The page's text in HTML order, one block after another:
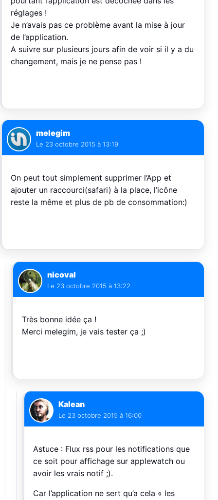
réglages !
Je n’avais pas ce problème avant la mise à jour
de l’application.
A suivre sur plusieurs jours afin de voir si il y a du
changement, mais je ne pense pas !
melegim
Le 23 octobre 2015 à 13:19
On peut tout simplement supprimer l’App et
ajouter un raccourci(safari) à la place, l’icône
reste la même et plus de pb de consommation:)
nicoval
Le 23 octobre 2015 à 13:22
Très bonne idée ça !
Merci melegim, je vais tester ça ;)
Kalean
Le 23 octobre 2015 à 16:00
Astuce : Flux rss pour les notifications que
ce soit pour affichage sur applewatch ou
avoir les vrais notif ;).
Car l’application ne sert qu’a cela « les